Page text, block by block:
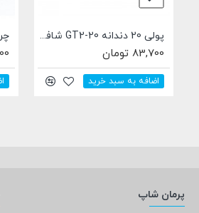
چرخ V جنس POM با دو عدد بلبرینگ Openbuilds POM V wheel - 625zz فن 24 ولت 4x4
175,000 تومان
اضافه به سبد خرید
پرمان شاپ